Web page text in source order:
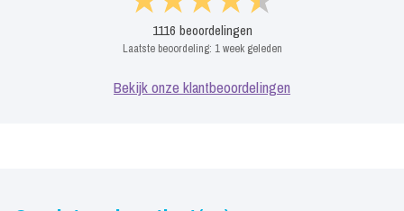
1116 beoordelingen
Laatste beoordeling: 1 week geleden
Bekijk onze klantbeoordelingen